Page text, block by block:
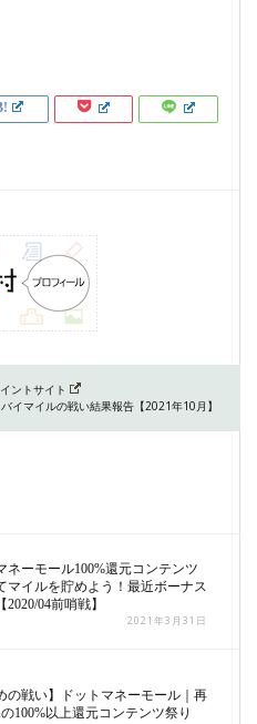
ントサイト
イマイルの戦い結果報告【2021年10月】
ネーモール100%還元コンテンツ
マイルを貯めよう！最近ボーナス
2020/04前哨戦】
2021年3月31日
の戦い】ドットマネーモール｜再
100%以上還元コンテンツ祭り